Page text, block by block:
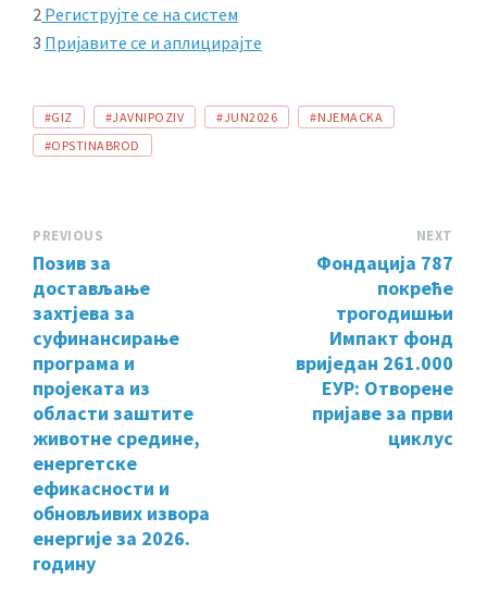
2 Региструјте се на систем
3 Пријавите се и аплицирајте
TAGS:
#GIZ #JAVNIPOZIV #JUN2026
#NJEMACKA
#OPSTINABROD
PREVIOUS
Позив за
достављање
захтјева за
суфинансирање
програма и
пројеката из
области заштите
животне средине,
енергетске
ефикасности и
обновљивих извора
енергије за 2026.
годину
NEXT
Фондација 787
покреће
трогодишњи
Импакт фонд
вриједан 261.000
ЕУР: Отворене
пријаве за први
циклус